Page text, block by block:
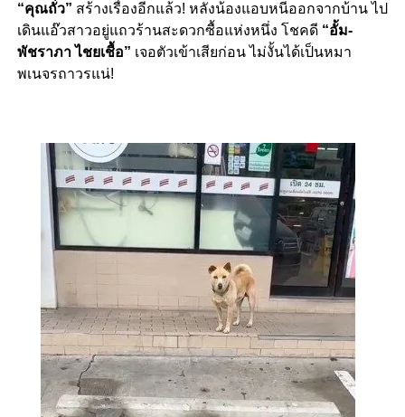
“คุณถั่ว” สร้างเรื่องอีกแล้ว! หลังน้องแอบหนีออกจากบ้าน ไป
เดินแอ๊วสาวอยู่แถวร้านสะดวกซื้อแห่งหนึ่ง โชคดี “อั้ม-
พัชราภา ไชยเชื้อ” เจอตัวเข้าเสียก่อน ไม่งั้นได้เป็นหมา
พเนจรถาวรแน่!